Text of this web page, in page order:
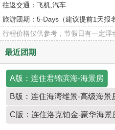
往返交通： 飞机,汽车
旅游团期： 5-Days（建议提前1天报
行程价格仅供参考，节假日有一定浮
最近团期
A版：连住君锦滨海-海景房
B版：连住海湾维景-高级海景
C版：连住洛克铂金-豪华海景